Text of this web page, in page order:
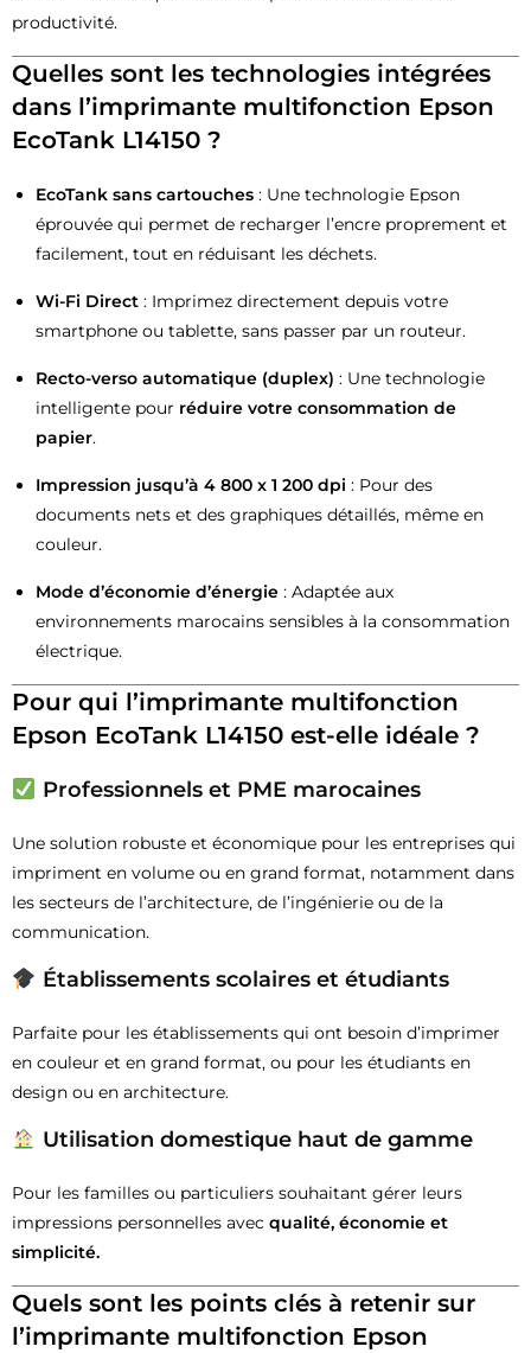
productivité.
Quelles sont les technologies intégrées
dans l’imprimante multifonction Epson
EcoTank L14150 ?
EcoTank sans cartouches : Une technologie Epson
éprouvée qui permet de recharger l’encre proprement et
facilement, tout en réduisant les déchets.
Wi-Fi Direct : Imprimez directement depuis votre
smartphone ou tablette, sans passer par un routeur.
Recto-verso automatique (duplex) : Une technologie
intelligente pour réduire votre consommation de
papier.
Impression jusqu’à 4 800 x 1 200 dpi : Pour des
documents nets et des graphiques détaillés, même en
couleur.
Mode d’économie d’énergie : Adaptée aux
environnements marocains sensibles à la consommation
électrique.
Pour qui l’imprimante multifonction
Epson EcoTank L14150 est-elle idéale ?
Professionnels et PME marocaines
Une solution robuste et économique pour les entreprises qui
impriment en volume ou en grand format, notamment dans
les secteurs de l’architecture, de l’ingénierie ou de la
communication.
Établissements scolaires et étudiants
Parfaite pour les établissements qui ont besoin d’imprimer
en couleur et en grand format, ou pour les étudiants en
design ou en architecture.
Utilisation domestique haut de gamme
Pour les familles ou particuliers souhaitant gérer leurs
impressions personnelles avec qualité, économie et
simplicité.
Quels sont les points clés à retenir sur
l’imprimante multifonction Epson